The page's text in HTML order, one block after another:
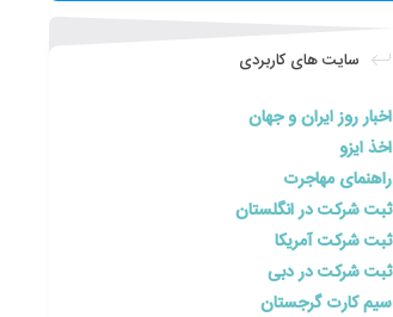
سایت های کاربردی
اخبار روز ایران و جهان
اخذ ایزو
راهنمای مهاجرت
ثبت شرکت در انگلستان
ثبت شرکت آمریکا
ثبت شرکت در دبی
سیم کارت گرجستان